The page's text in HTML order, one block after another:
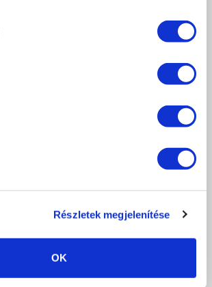
Részletek megjelenítése
OK
RÉSZLETEK